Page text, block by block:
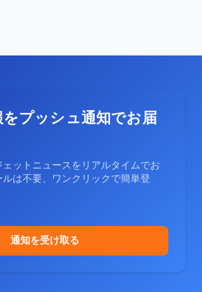
をプッシュ通知でお届
ットニュースをリアルタイムでお
は不要、ワンクリックで簡単登
通知を受け取る